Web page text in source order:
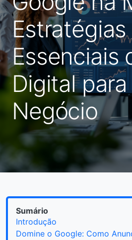
Estratégias
Essenciais
Digital
Negócio
Sumário
Introdução
Domine o Google: Como